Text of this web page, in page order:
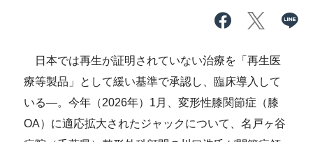
日本では再生が証明されていない治療を「再生医
療等製品」として緩い基準で承認し、臨床導入して
いる―。今年（2026年）1月、変形性膝関節症（膝
OA）に適応拡大されたジャックについて、名戸ヶ谷